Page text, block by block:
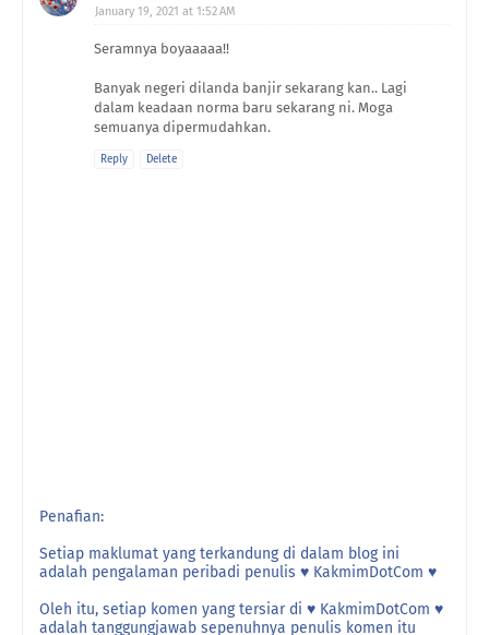
January 19, 2021 at 1:52 AM
Seramnya boyaaaaa!!
Banyak negeri dilanda banjir sekarang kan.. Lagi
dalam keadaan norma baru sekarang ni. Moga
semuanya dipermudahkan.
Reply Delete
Penafian:
Setiap maklumat yang terkandung di dalam blog ini
adalah pengalaman peribadi penulis ♥ KakmimDotCom ♥
Oleh itu, setiap komen yang tersiar di ♥ KakmimDotCom ♥
adalah tanggungjawab sepenuhnya penulis komen itu